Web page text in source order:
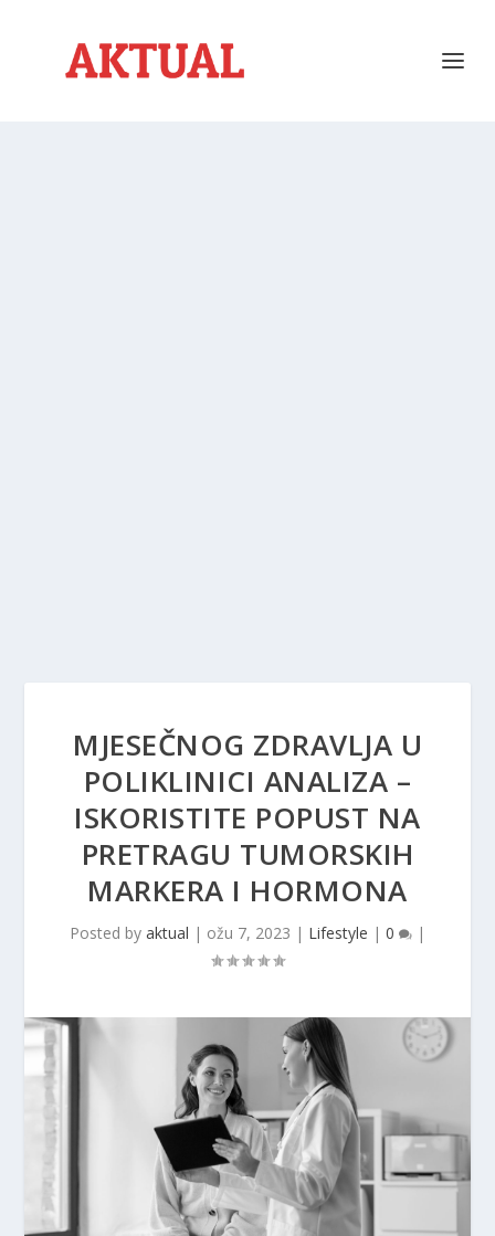
MJESEČNOG ZDRAVLJA U
POLIKLINICI ANALIZA –
ISKORISTITE POPUST NA
PRETRAGU TUMORSKIH
MARKERA I HORMONA
Posted by aktual | ožu 7, 2023 | Lifestyle | 0 |